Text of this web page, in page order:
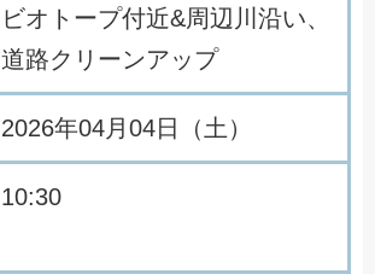
ビオトープ付近&周辺川沿い、
道路クリーンアップ
2026年04月04日（土）
10:30